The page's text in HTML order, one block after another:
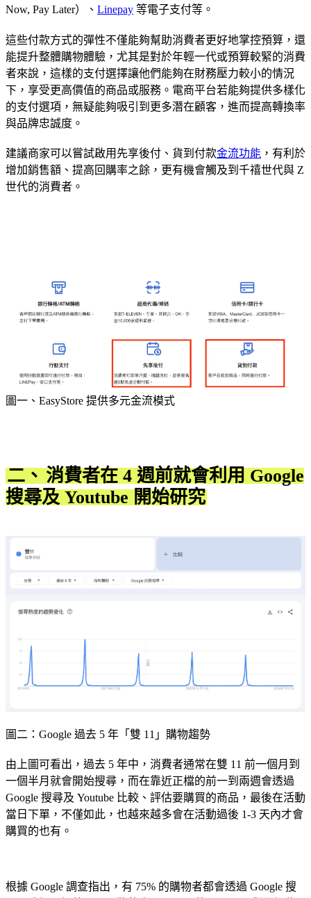
Now, Pay Later）、 Linepay 等電子支付等。
這些付款方式的彈性不僅能夠幫助消費者更好地掌控預算，還
能提升整體購物體驗，尤其是對於年輕一代或預算較緊的消費
者來說，這樣的支付選擇讓他們能夠在財務壓力較小的情況
下，享受更高價值的商品或服務。電商平台若能夠提供多樣化
的支付選項，無疑能夠吸引到更多潛在顧客，進而提高轉換率
與品牌忠誠度。
建議商家可以嘗試啟用先享後付、貨到付款金流功能 ，有利於
增加銷售額、提高回購率之餘，更有機會觸及到千禧世代與 Z
世代的消費者。
圖一、EasyStore 提供多元金流模式
二、 消費者在 4 週前就會利用 Google
搜尋及 Youtube 開始研究
圖二：Google 過去 5 年「雙 11」購物趨勢
由上圖可看出，過去 5 年中，消費者通常在雙 11 前一個月到
一個半月就會開始搜尋，而在靠近正檔的前一到兩週會透過
Google 搜尋及 Youtube 比較、評估要購買的商品，最後在活動
當日下單，不僅如此，也越來越多會在活動過後 1-3 天內才會
購買的也有。
根據 Google 調查指出，有 75% 的購物者都會透過 Google 搜